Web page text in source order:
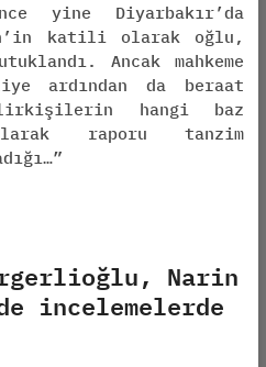
yine Diyarbakır’da
katili olarak oğlu,
Ancak mahkeme
ardından da beraat
hangi baz
raporu tanzim
Narin
incelemelerde